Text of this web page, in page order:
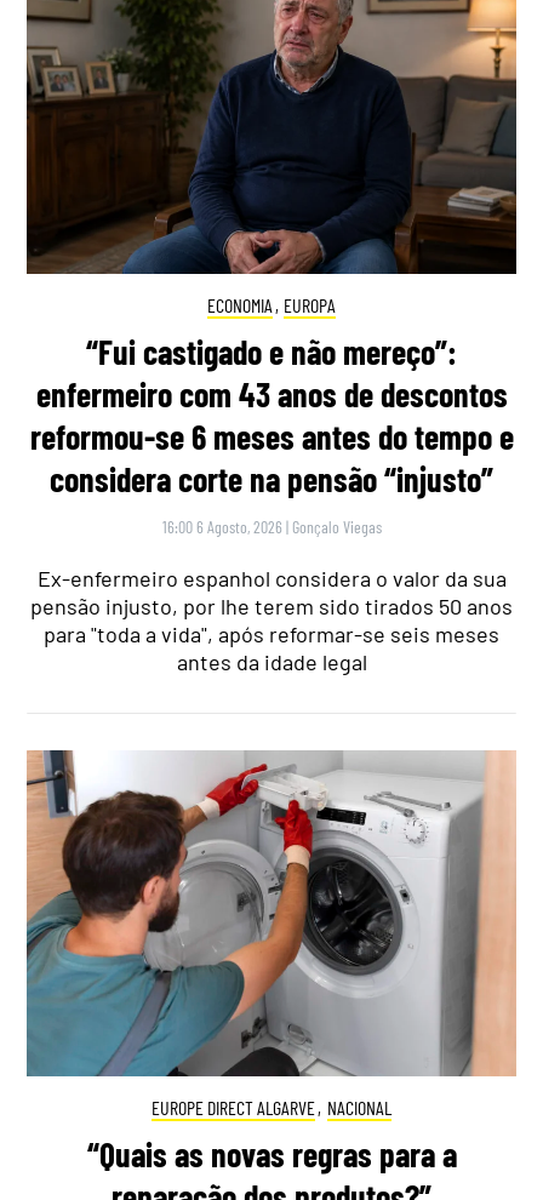
ECONOMIA , EUROPA
“Fui castigado e não mereço”:
enfermeiro com 43 anos de descontos
reformou-se 6 meses antes do tempo e
considera corte na pensão “injusto”
16:00 6 Agosto, 2026 | Gonçalo Viegas
Ex-enfermeiro espanhol considera o valor da sua
pensão injusto, por lhe terem sido tirados 50 anos
para "toda a vida", após reformar-se seis meses
antes da idade legal
EUROPE DIRECT ALGARVE, NACIONAL
“Quais as novas regras para a